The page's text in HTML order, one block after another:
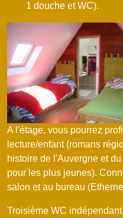
1 douche et WC).
A l'étage, vous pourrez
lecture/enfant (romans
histoire de l'Auvergne et
pour les plus jeunes).
salon et au bureau
Troisième WC